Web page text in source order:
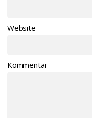
Website
Kommentar